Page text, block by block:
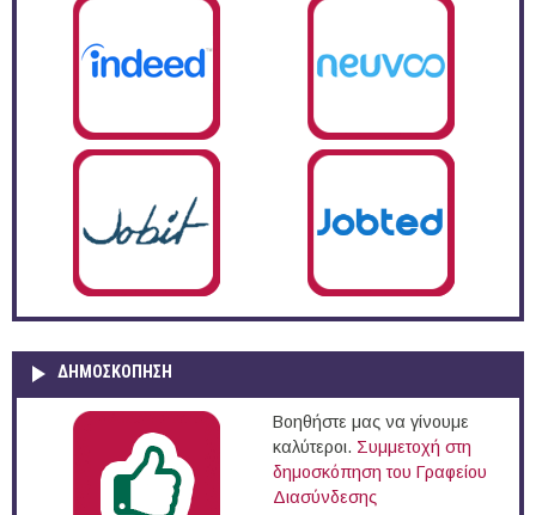
ΔΗΜΟΣΚΌΠΗΣΗ
Βοηθήστε μας να γίνουμε
καλύτεροι. Συμμετοχή στη
δημοσκόπηση του Γραφείου
Διασύνδεσης